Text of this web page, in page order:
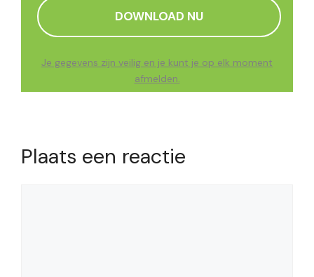
Je gegevens zijn veilig en je kunt je op elk moment
afmelden.
Plaats een reactie